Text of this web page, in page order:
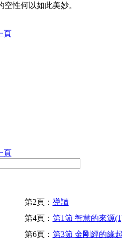
性何以如此美妙。
頁
頁
第2頁： 導讀
第4頁： 第1節 智慧的來源
第6頁： 第3節 金剛經的緣